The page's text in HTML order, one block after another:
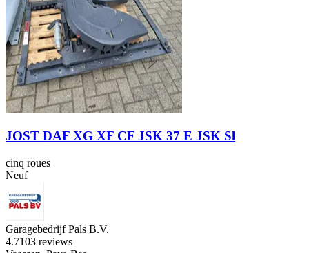
JOST DAF XG XF CF JSK 37 E JSK Sl
cinq roues
Neuf
Garagebedrijf Pals B.V.
4.7103 reviews